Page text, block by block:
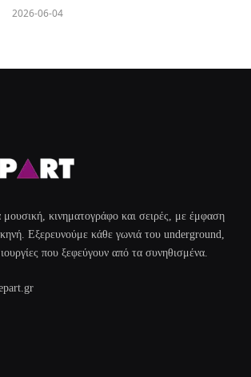
2026-06-04
κινηματογράφο και σειρές, με έμφαση
Εξερευνούμε κάθε γωνιά του underground,
που ξεφεύγουν από τα συνηθισμένα.